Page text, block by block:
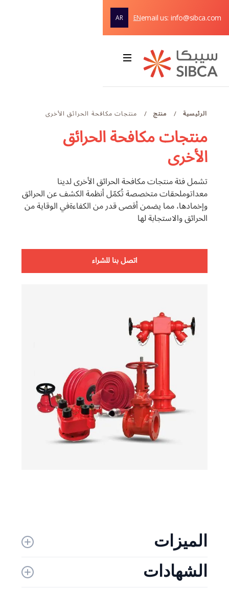
email us: info@sibca.com
EN
AR
الصفحة
الرئيسية
نبذة عن الشركة
الحلول والمنتجات
دعم
الخدمات
تواصلوا معنا
الرئيسية / منتج / منتجات مكافحة الحرائق الأخرى
منتجات مكافحة الحرائق
الأخرى
تشمل فئة منتجات مكافحة الحرائق الأخرى لدينا
معداتوملحقات متخصصة تُكمّل أنظمة الكشف عن الحرائق
وإخمادها، مما يضمن أقصى قدر من الكفاءةفي الوقاية من
الحرائق والاستجابة لها
اتصل بنا للشراء
الميزات
الشهادات